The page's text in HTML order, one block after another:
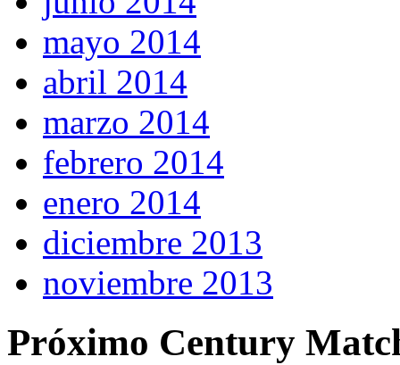
mayo 2014
abril 2014
marzo 2014
febrero 2014
enero 2014
diciembre 2013
noviembre 2013
Próximo Century